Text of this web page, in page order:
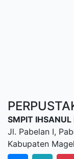
SMPIT IHSANUL
Jl. Pabelan I,
Kabupaten